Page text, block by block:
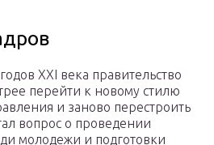
XXI века правительство
перейти к новому стилю
и заново перестроить
вопрос о проведении
молодежи и подготовки